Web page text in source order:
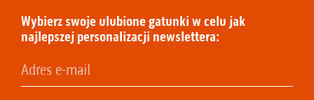
Wybierz swoje ulubione gatunki w celu jak
najlepszej personalizacji newslettera: